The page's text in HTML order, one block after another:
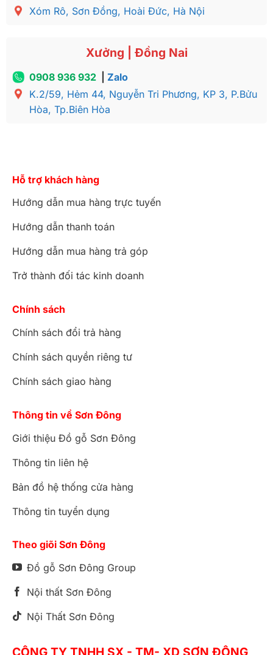
Xóm Rô, Sơn Đồng, Hoài Đức, Hà Nội
Xưởng | Đồng Nai
0908 936 932
Zalo
K.2/59, Hẻm 44, Nguyễn Tri Phương, KP 3, P.Bửu
Hòa, Tp.Biên Hòa
Hỗ trợ khách hàng
Hướng dẫn mua hàng trực tuyến
Hướng dẫn thanh toán
Hướng dẫn mua hàng trả góp
Trở thành đối tác kinh doanh
Chính sách
Chính sách đổi trả hàng
Chính sách quyền riêng tư
Chính sách giao hàng
Thông tin về Sơn Đông
Giới thiệu Đồ gỗ Sơn Đông
Thông tin liên hệ
Bản đồ hệ thống cửa hàng
Thông tin tuyển dụng
Theo giõi Sơn Đông
Đồ gỗ Sơn Đông Group
Nội thất Sơn Đông
Nội Thất Sơn Đông
CÔNG TY TNHH SX - TM- XD SƠN ĐÔNG